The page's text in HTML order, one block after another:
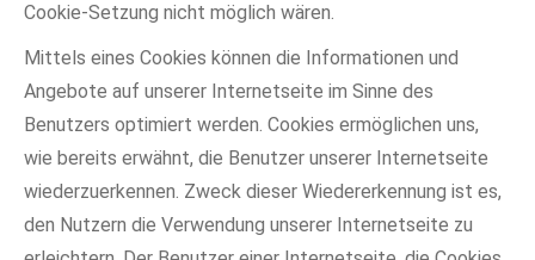
Cookie-Setzung nicht möglich wären.
Mittels eines Cookies können die Informationen und
Angebote auf unserer Internetseite im Sinne des
Benutzers optimiert werden. Cookies ermöglichen uns,
wie bereits erwähnt, die Benutzer unserer Internetseite
wiederzuerkennen. Zweck dieser Wiedererkennung ist es,
den Nutzern die Verwendung unserer Internetseite zu